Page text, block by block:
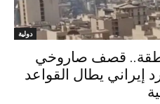
دولية
قصف صاروخي
يطال القواعد